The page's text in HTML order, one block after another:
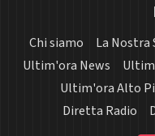
Chi siamo La Nostra
Ultim'ora News
Ultim'ora Alto
Diretta Radio